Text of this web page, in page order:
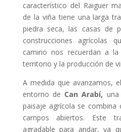
característico del Raiguer
de la viña tiene una larga
piedra seca, las casas de
construcciones agrícolas
camino nos recuerdan a
territorio y la producción de
A medida que avanzamos,
entorno de Can Arabí,
paisaje agrícola se combina
campos abiertos. Este
agradable para andar, ya